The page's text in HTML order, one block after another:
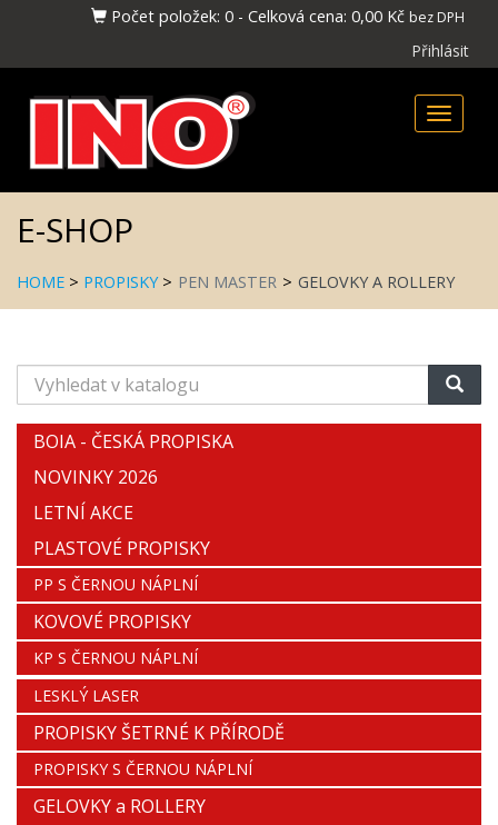
Počet položek: 0 - Celková cena: 0,00 Kč bez DPH
Přihlásit
Toggle
E-SHOP
HOME > PROPISKY> PEN MASTER > GELOVKY A ROLLERY
Vyhledat
v
katalogu
BOIA - ČESKÁ PROPISKA
NOVINKY 2026
LETNÍ AKCE
PLASTOVÉ PROPISKY
PP S ČERNOU NÁPLNÍ
KOVOVÉ PROPISKY
KP S ČERNOU NÁPLNÍ
LESKLÝ LASER
PROPISKY ŠETRNÉ K PŘÍRODĚ
PROPISKY S ČERNOU NÁPLNÍ
GELOVKY a ROLLERY